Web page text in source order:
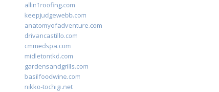
allin1roofing.com
keepjudgewebb.com
anatomyofadventure.com
drivancastillo.com
cmmedspa.com
midletontkd.com
gardensandgrills.com
basilfoodwine.com
nikko-tochigi.net